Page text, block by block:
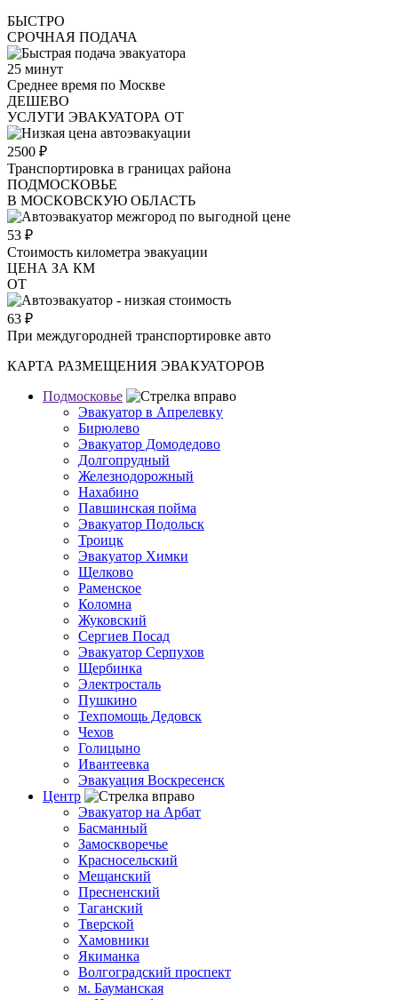
БЫСТРО
СРОЧНАЯ ПОДАЧА
25 минут
Среднее время по Москве
ДЕШЕВО
УСЛУГИ ЭВАКУАТОРА ОТ
2500 ₽
Транспортировка в границах района
ПОДМОСКОВЬЕ
В МОСКОВСКУЮ ОБЛАСТЬ
53 ₽
Стоимость километра эвакуации
ЦЕНА ЗА КМ
ОТ
63 ₽
При междугородней транспортировке авто
КАРТА РАЗМЕЩЕНИЯ ЭВАКУАТОРОВ
Подмосковье
Эвакуатор в Апрелевку
Бирюлево
Эвакуатор Домодедово
Долгопрудный
Железнодорожный
Нахабино
Павшинская пойма
Эвакуатор Подольск
Троицк
Эвакуатор Химки
Щелково
Раменское
Коломна
Жуковский
Сергиев Посад
Эвакуатор Серпухов
Щербинка
Электросталь
Пушкино
Техпомощь Дедовск
Чехов
Голицыно
Ивантеевка
Эвакуация Воскресенск
Центр
Эвакуатор на Арбат
Басманный
Замоскворечье
Красносельский
Мещанский
Пресненский
Таганский
Тверской
Хамовники
Якиманка
Волгоградский проспект
м. Бауманская